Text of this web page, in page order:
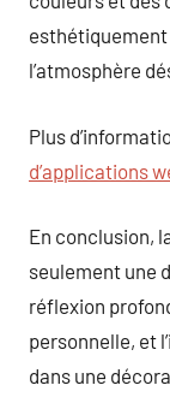
l’atmosphère
Plus
d’applications
En conclusion,
seulement une
réflexion
personnelle, et
dans une